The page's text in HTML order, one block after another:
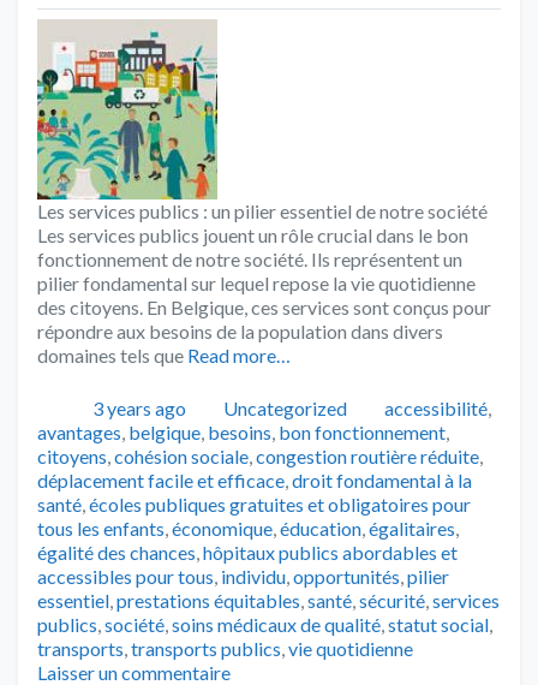
Les services publics : un pilier essentiel de notre société
Les services publics jouent un rôle crucial dans le bon
fonctionnement de notre société. Ils représentent un
pilier fondamental sur lequel repose la vie quotidienne
des citoyens. En Belgique, ces services sont conçus pour
répondre aux besoins de la population dans divers
domaines tels que Read more…
Publié3 years ago Catégories
Uncategorized Tags
accessibilité,
avantages, belgique, besoins, bon fonctionnement,
citoyens,cohésion sociale,congestion routière réduite,
déplacement facile et efficace,droit fondamental à la
santé,écoles publiques gratuites et obligatoires pour
tous les enfants,économique,éducation,égalitaires,
égalité des chances,hôpitaux publics abordables et
accessibles pour tous, individu,opportunités,pilier
essentiel,prestations équitables,santé,sécurité,services
publics,société,soins médicaux de qualité,statut social,
transports,transports publics,vie quotidienne
Laisser un commentaire